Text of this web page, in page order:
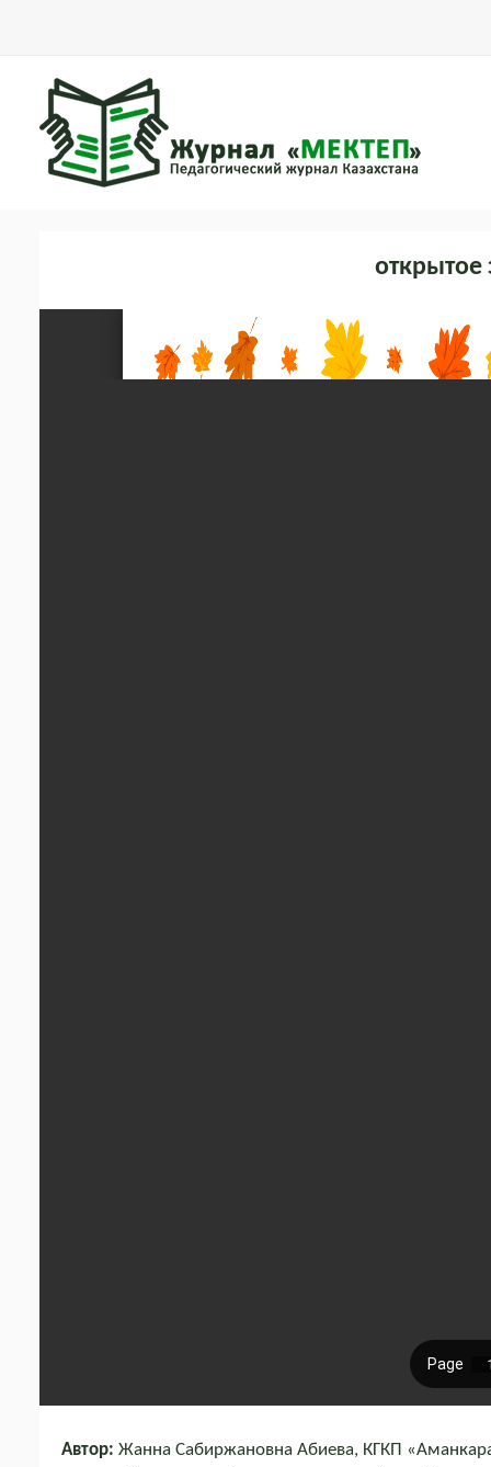
открытое
Автор: Жанна Сабиржановна Абиева, КГКП